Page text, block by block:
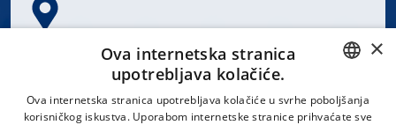
Spinčićeva 1, 21000 Split
CROATIAN
×
Ova internetska stranica
upotrebljava kolačiće.
Ova internetska stranica upotrebljava kolačiće u svrhe poboljšanja
korisničkog iskustva. Uporabom internetske stranice prihvaćate sve